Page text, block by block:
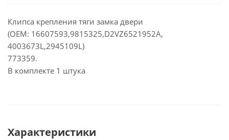
Клипса крепления тяги замка двери
(OEM: 16607593,9815325,D2VZ6521952A,
4003673L,2945109L)
773359.
В комплекте 1 штука
Характеристики